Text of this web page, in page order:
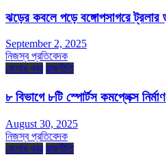
ঝড়ের কবলে পড়ে বঙ্গোপসাগরে ট্রলার
September 2, 2025
নিজস্ব প্রতিবেদক
জেলার খবর রাজনীতি
৮ বিভাগে ৮টি স্পোর্টস কমপ্লেক্স
August 30, 2025
নিজস্ব প্রতিবেদক
জেলার খবর রাজনীতি